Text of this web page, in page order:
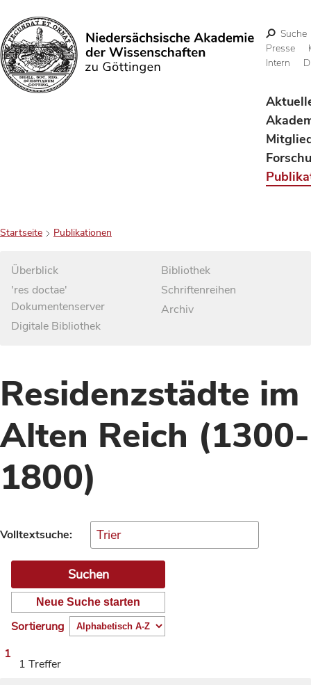
Suchen
Suche
Presse
Intern
Startseite Publikationen
Überblick
'res doctae'
Dokumentenserver
Digitale Bibliothek
Bibliothek
Schriftenreihen
Archiv
Residenzstädte im
Alten Reich (1300-
1800)
Volltextsuche:
Neue Suche starten
Sortierung
1
1 Treffer